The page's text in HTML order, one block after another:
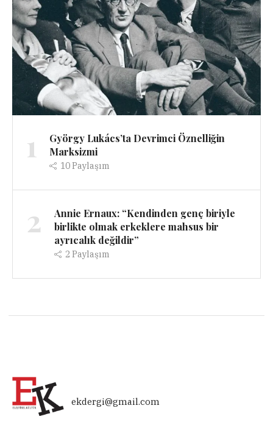
1
György Lukács’ta Devrimci Öznelliğin
Marksizmi
10Paylaşım
2
Annie Ernaux: “Kendinden genç biriyle
birlikte olmak erkeklere mahsus bir
ayrıcalık değildir”
2 Paylaşım
ekdergi@gmail.com